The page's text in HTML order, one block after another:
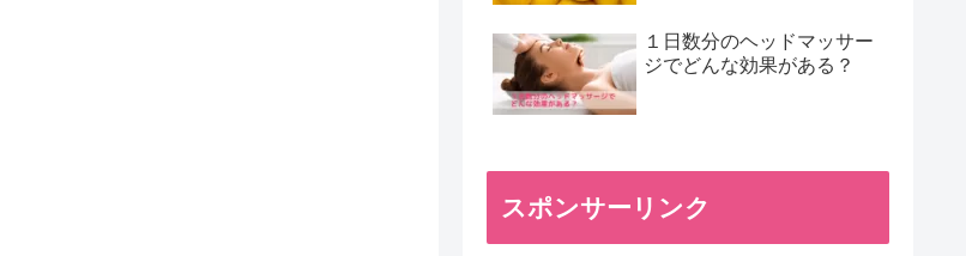
１日数分のヘッドマッサー
ジでどんな効果がある？
スポンサーリンク